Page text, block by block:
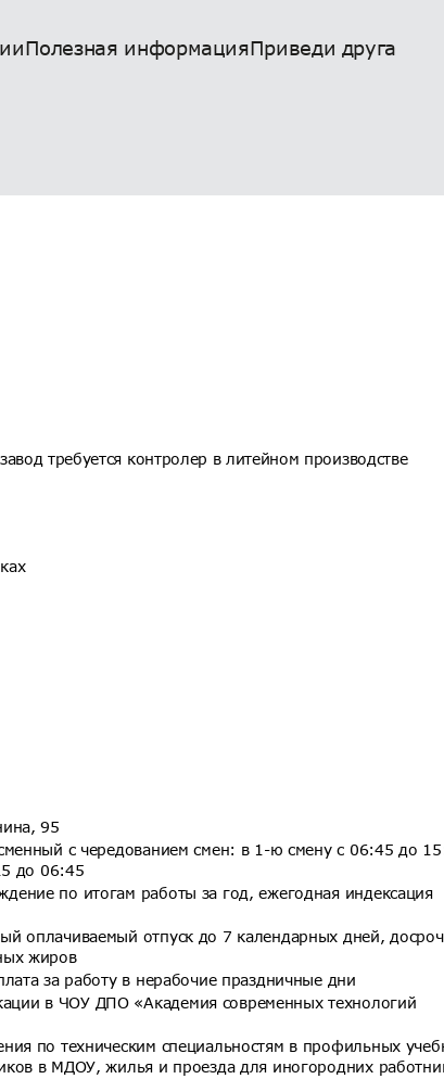
Полезная информацияПриведи друга
требуется контролер в литейном производстве
95
с чередованием смен: в 1-ю смену с 06:45 до
до 06:45
по итогам работы за год, ежегодная индексация
оплачиваемый отпуск до 7 календарных дней,
жиров
за работу в нерабочие праздничные дни
в ЧОУ ДПО «Академия современных технологий
по техническим специальностям в профильных
в МДОУ, жилья и проезда для иногородних